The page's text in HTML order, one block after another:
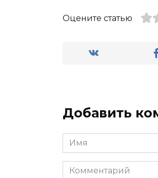
Оцените статью
Добавить
Имя
*
Комментарий